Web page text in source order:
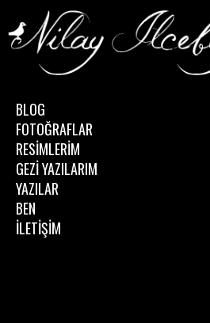
BLOG
FOTOĞRAFLAR
RESİMLERİM
GEZİ YAZILARIM
YAZILAR
BEN
İLETİŞİM